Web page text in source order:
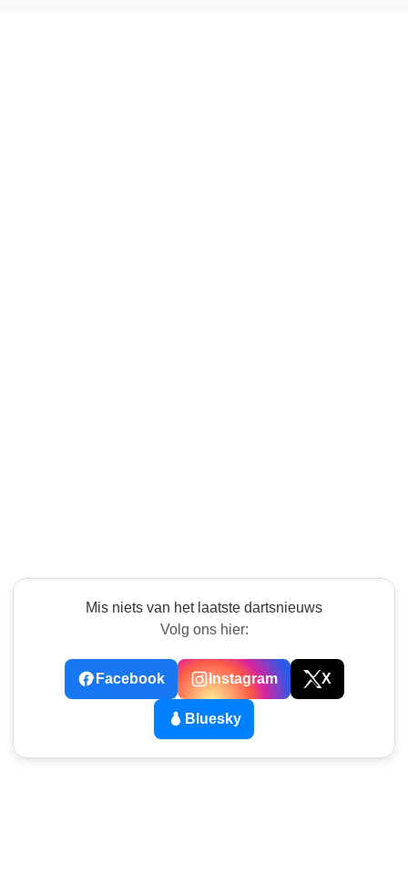
Mis niets van het laatste dartsnieuws
Volg ons hier:
Facebook Instagram X
Bluesky